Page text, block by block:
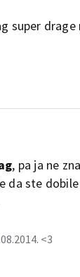
super
, pa ja ne
da ste
<3